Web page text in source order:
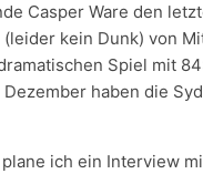
Casper Ware den
kein Dunk) von
Spiel mit
haben die
ich ein Interview